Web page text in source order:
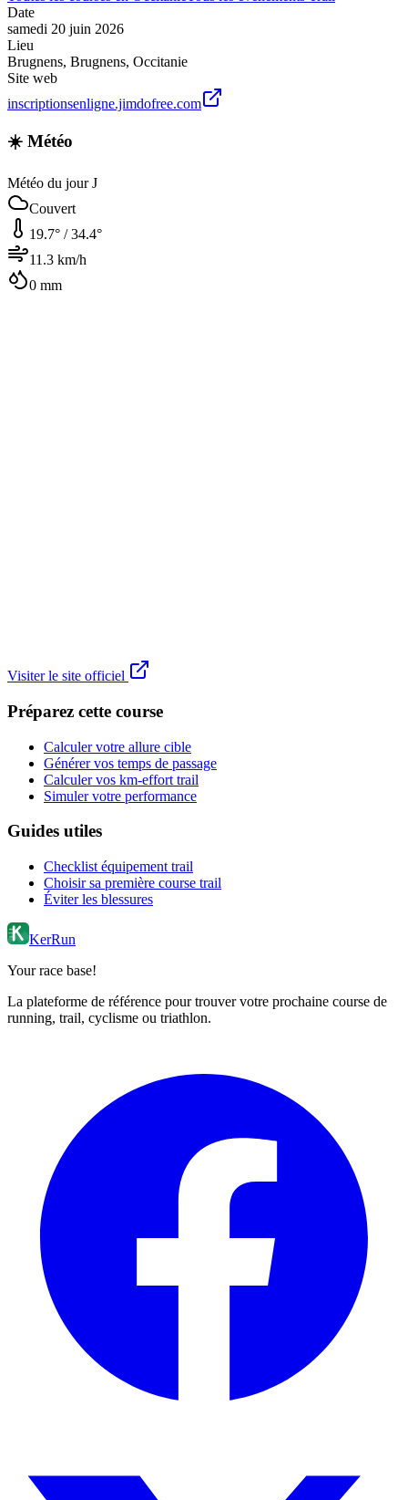
Date
samedi 20 juin 2026
Lieu
Brugnens, Brugnens, Occitanie
Site web
inscriptionsenligne.jimdofree.com
☀️ Météo
Météo du jour J
Couvert
19.7° /34.4°
11.3 km/h
0 mm
Visiter le site officiel
Préparez cette course
Calculer votre allure cible
Générer vos temps de passage
Calculer vos km-effort trail
Simuler votre performance
Guides utiles
Checklist équipement trail
Choisir sa première course trail
Éviter les blessures
KerRun
Your race base!
La plateforme de référence pour trouver votre prochaine course de
running, trail, cyclisme ou triathlon.